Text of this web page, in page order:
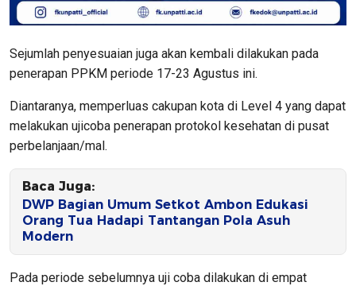
Sejumlah penyesuaian juga akan kembali dilakukan pada
penerapan PPKM periode 17-23 Agustus ini.
Diantaranya, memperluas cakupan kota di Level 4 yang dapat
melakukan ujicoba penerapan protokol kesehatan di pusat
perbelanjaan/mal.
Baca Juga:
DWP Bagian Umum Setkot Ambon Edukasi
Orang Tua Hadapi Tantangan Pola Asuh
Modern
Pada periode sebelumnya uji coba dilakukan di empat